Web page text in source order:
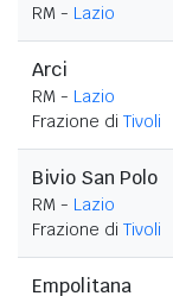
RM - Lazio
Arci
RM - Lazio
Frazione di Tivoli
Bivio San Polo
RM - Lazio
Frazione di Tivoli
Empolitana